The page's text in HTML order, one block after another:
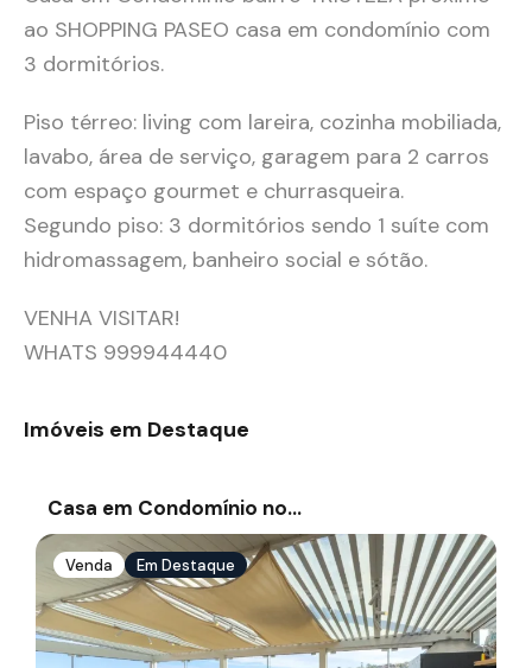
ao SHOPPING PASEO casa em condomínio com
3 dormitórios.
Piso térreo: living com lareira, cozinha mobiliada,
lavabo, área de serviço, garagem para 2 carros
com espaço gourmet e churrasqueira.
Segundo piso: 3 dormitórios sendo 1 suíte com
hidromassagem, banheiro social e sótão.
VENHA VISITAR!
WHATS 999944440
Imóveis em Destaque
Casa em Condomínio no…
Venda Em Destaque